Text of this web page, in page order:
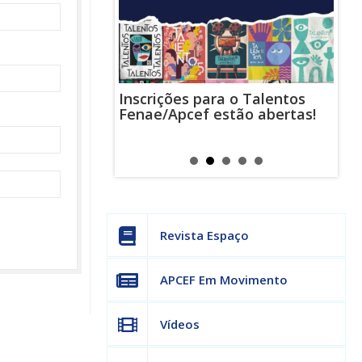
Inscrições para o Talentos
Fenae/Apcef estão abertas!
Revista Espaço
APCEF Em Movimento
Vídeos